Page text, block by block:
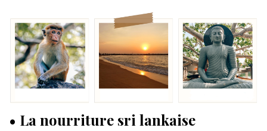
• La nourriture sri lankaise